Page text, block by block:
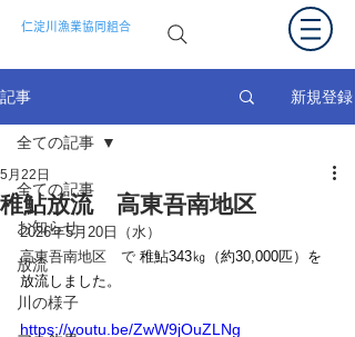
仁淀川漁業協同組合
記事 新規登録
全ての記事
お知らせ
放流
川の様子
全ての記事
稚鮎放流 高東吾南地区
5月22日
2026年5月20日（水）
高東吾南地区　で 稚鮎343㎏（約30,000匹）を
放流しました。
https://youtu.be/ZwW9jOuZLNg